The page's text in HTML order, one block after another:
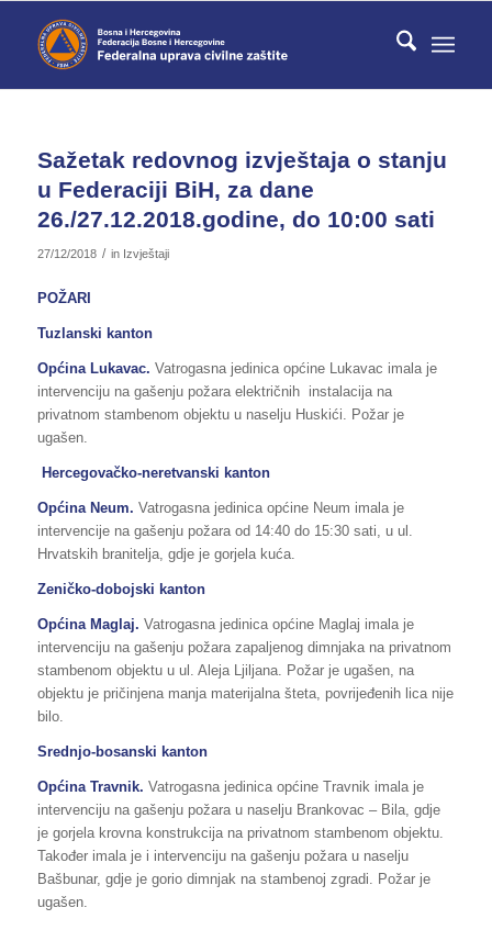
Sažetak redovnog izvještaja o stanju
u Federaciji BiH, za dane
26./27.12.2018.godine, do 10:00 sati
27/12/2018 / in Izvještaji
POŽARI
Tuzlanski kanton
Općina Lukavac. Vatrogasna jedinica općine Lukavac imala je
intervenciju na gašenju požara električnih instalacija na
privatnom stambenom objektu u naselju Huskići. Požar je
ugašen.
Hercegovačko-neretvanski kanton
Općina Neum. Vatrogasna jedinica općine Neum imala je
intervencije na gašenju požara od 14:40 do 15:30 sati, u ul.
Hrvatskih branitelja, gdje je gorjela kuća.
Zeničko-dobojski kanton
Općina Maglaj. Vatrogasna jedinica općine Maglaj imala je
intervenciju na gašenju požara zapaljenog dimnjaka na privatnom
stambenom objektu u ul. Aleja Ljiljana. Požar je ugašen, na
objektu je pričinjena manja materijalna šteta, povrijeđenih lica nije
bilo.
Srednjo-bosanski kanton
Općina Travnik. Vatrogasna jedinica općine Travnik imala je
intervenciju na gašenju požara u naselju Brankovac – Bila, gdje
je gorjela krovna konstrukcija na privatnom stambenom objektu.
Također imala je i intervenciju na gašenju požara u naselju
Bašbunar, gdje je gorio dimnjak na stambenoj zgradi. Požar je
ugašen.